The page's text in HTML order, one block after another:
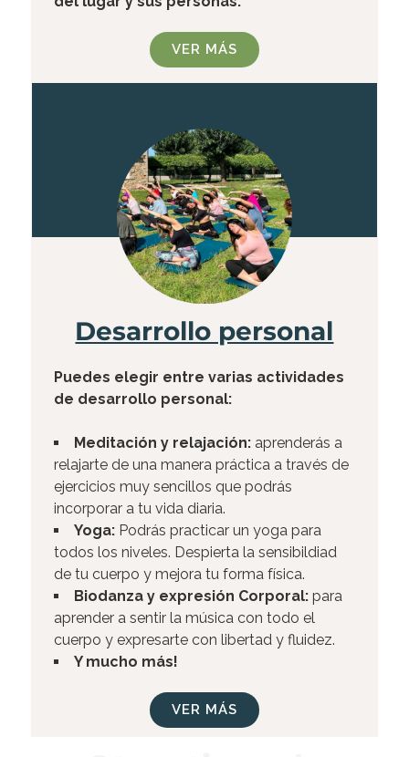
VER MÁS
Desarrollo personal
Puedes elegir entre varias actividades
de desarrollo personal:
Meditación y relajación:aprenderás a
relajarte de una manera práctica a través de
ejercicios muy sencillos que podrás
incorporar a tu vida diaria.
Yoga:Podrás practicar un yoga para
todos los niveles. Despierta la sensibildiad
de tu cuerpo y mejora tu forma física.
Biodanza y expresión Corporal: para
aprender a sentir la música con todo el
cuerpo y expresarte con libertad y fluidez.
Y mucho más!
VER MÁS